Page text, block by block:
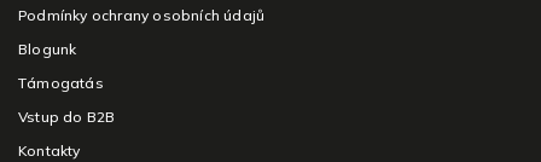
Podmínky ochrany osobních údajů
Blogunk
Támogatás
Vstup do B2B
Kontakty